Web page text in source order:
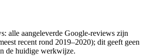
alle aangeleverde Google-reviews zijn
recent rond 2019–2020); dit geeft geen
de huidige werkwijze.